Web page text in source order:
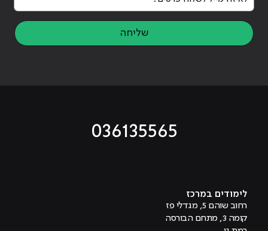
שליחה
036135565
לימודים במרכז
רחוב שוהם 5, מגדלי פז
קומה 3, מתחם הבורסה